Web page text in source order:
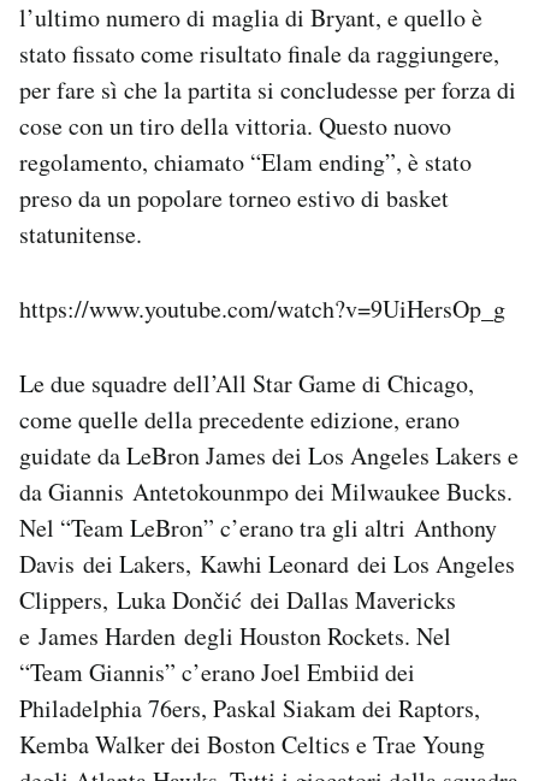
l’ultimo numero di maglia di Bryant, e quello è
stato fissato come risultato finale da raggiungere,
per fare sì che la partita si concludesse per forza di
cose con un tiro della vittoria. Questo nuovo
regolamento, chiamato “Elam ending”, è stato
preso da un popolare torneo estivo di basket
statunitense.
https://www.youtube.com/watch?v=9UiHersOp_g
Le due squadre dell’All Star Game di Chicago,
come quelle della precedente edizione, erano
guidate da LeBron James dei Los Angeles Lakers e
da Giannis Antetokounmpo dei Milwaukee Bucks.
Nel “Team LeBron” c’erano tra gli altri Anthony
Davis dei Lakers, Kawhi Leonard dei Los Angeles
Clippers, Luka Dončić dei Dallas Mavericks
e James Harden degli Houston Rockets. Nel
“Team Giannis” c’erano Joel Embiid dei
Philadelphia 76ers, Paskal Siakam dei Raptors,
Kemba Walker dei Boston Celtics e Trae Young